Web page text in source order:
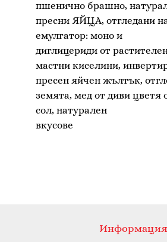
пшенично брашно,
пресни ЯЙЦА, отгледани
емулгатор: моно и
диглицериди от
мастни киселини,
пресен яйчен жълтък,
земята, мед от диви цветя
сол, натурален
Информация